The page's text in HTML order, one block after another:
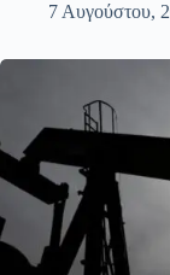
7 Αυγούστου,